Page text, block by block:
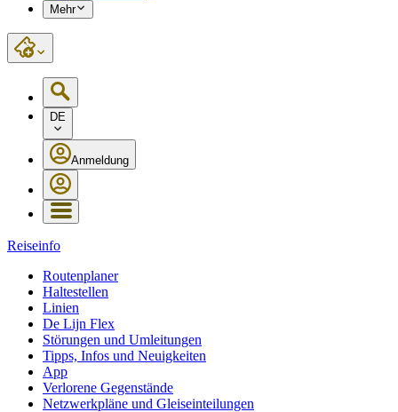
Mehr
DE
Anmeldung
Reiseinfo
Routenplaner
Haltestellen
Linien
De Lijn Flex
Störungen und Umleitungen
Tipps, Infos und Neuigkeiten
App
Verlorene Gegenstände
Netzwerkpläne und Gleiseinteilungen